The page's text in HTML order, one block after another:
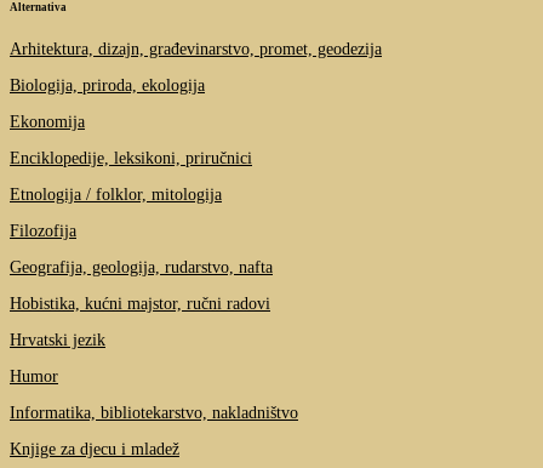
Alternativa
Arhitektura, dizajn, građevinarstvo, promet, geodezija
Biologija, priroda, ekologija
Ekonomija
Enciklopedije, leksikoni, priručnici
Etnologija / folklor, mitologija
Filozofija
Geografija, geologija, rudarstvo, nafta
Hobistika, kućni majstor, ručni radovi
Hrvatski jezik
Humor
Informatika, bibliotekarstvo, nakladništvo
Knjige za djecu i mladež